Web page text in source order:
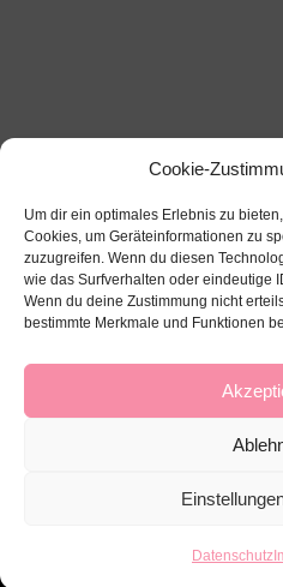
Cookie-
Um dir ein optimales Erlebnis zu
Cookies, um Geräteinformationen zu
zuzugreifen. Wenn du diesen
wie das Surfverhalten oder eindeutige
Wenn du deine Zustimmung nicht
bestimmte Merkmale und Funktionen
Datenschutz